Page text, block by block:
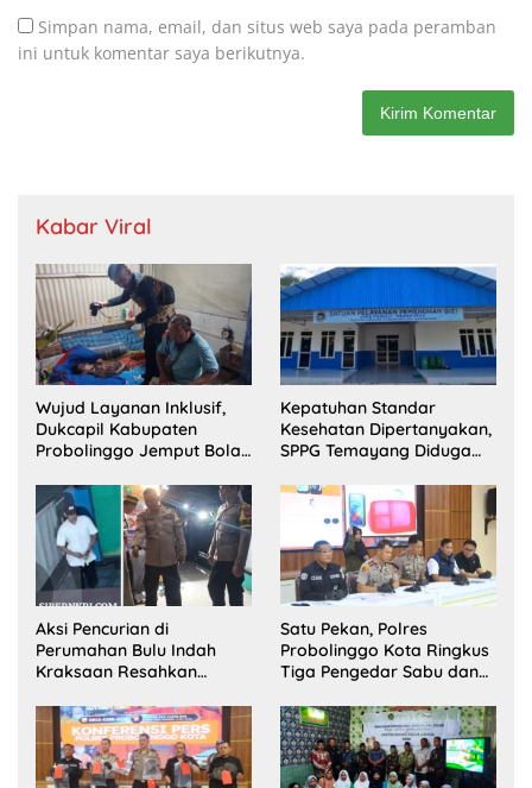
Simpan nama, email, dan situs web saya pada peramban
ini untuk komentar saya berikutnya.
Kabar Viral
Wujud Layanan Inklusif,
Dukcapil Kabupaten
Probolinggo Jemput Bola
Disabilitas di Dringu
Kepatuhan Standar
Kesehatan Dipertanyakan,
SPPG Temayang Diduga
Aksi Pencurian di
Perumahan Bulu Indah
Kraksaan Resahkan
Satu Pekan, Polres
Probolinggo Kota Ringkus
Tiga Pengedar Sabu dan